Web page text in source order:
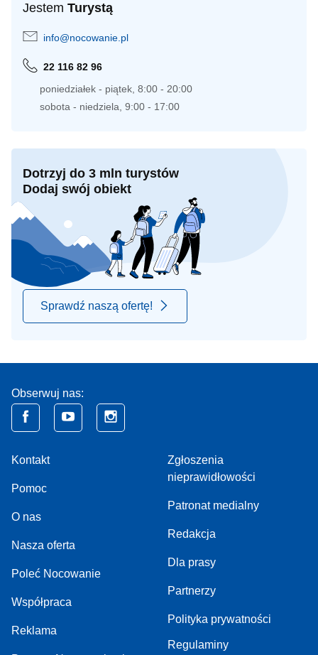
Jestem Turystą
info@nocowanie.pl
22 116 82 96
poniedziałek - piątek, 8:00 - 20:00
sobota - niedziela, 9:00 - 17:00
Dotrzyj do 3 mln turystów
Dodaj swój obiekt
Sprawdź naszą ofertę!
Obserwuj nas:
Kontakt
Pomoc
O nas
Nasza oferta
Poleć Nocowanie
Współpraca
Reklama
Zgłoszenia
nieprawidłowości
Patronat medialny
Redakcja
Dla prasy
Partnerzy
Polityka prywatności
Regulaminy